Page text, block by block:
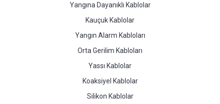
Yangına Dayanıklı Kablolar
Kauçuk Kablolar
Yangın Alarm Kabloları
Orta Gerilim Kabloları
Yassı Kablolar
Koaksiyel Kablolar
Silikon Kablolar